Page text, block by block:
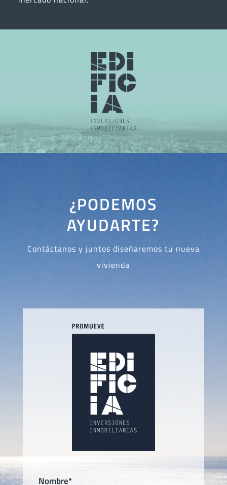
¿PODEMOS
AYUDARTE?
Contáctanos y juntos diseñaremos tu nueva
vivienda